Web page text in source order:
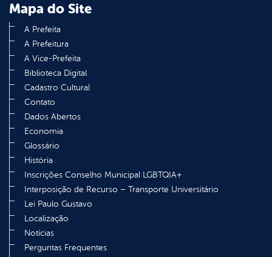
Mapa do Site
A Prefeita
A Prefeitura
A Vice-Prefeita
Biblioteca Digital
Cadastro Cultural
Contato
Dados Abertos
Economia
Glossário
História
Inscrições Conselho Municipal LGBTQIA+
Interposição de Recurso – Transporte Universitário
Lei Paulo Gustavo
Localização
Notícias
Perguntas Frequentes